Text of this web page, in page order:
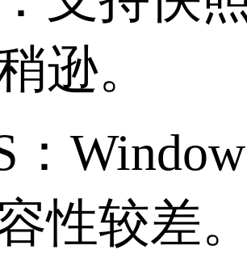
逊。
：
性较差